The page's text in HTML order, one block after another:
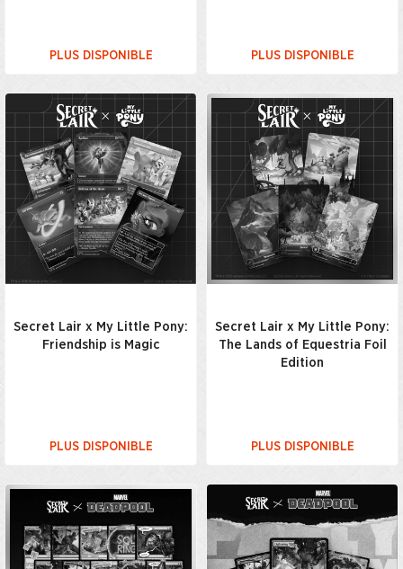
PLUS DISPONIBLE PLUS DISPONIBLE
Secret Lair x My Little Pony:
Friendship is Magic
PLUS DISPONIBLE
Secret Lair x My Little Pony:
The Lands of Equestria Foil
Edition
PLUS DISPONIBLE